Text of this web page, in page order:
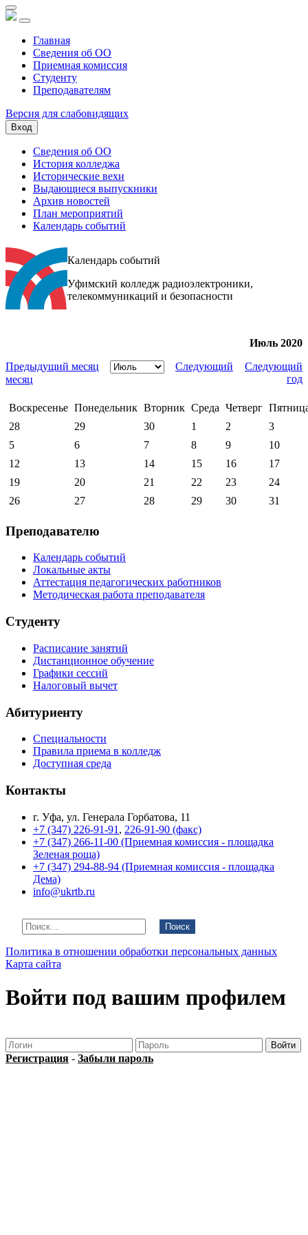
Главная
Сведения об ОО
Приемная комиссия
Студенту
Преподавателям
Версия для слабовидящих
Вход
Сведения об ОО
История колледжа
Исторические вехи
Выдающиеся выпускники
Архив новостей
План мероприятий
Календарь событий
Календарь событий
Уфимский колледж радиоэлектроники,
телекоммуникаций и безопасности
Июль 2020
Предыдущий месяц
Следующий
месяц
Следующий
год
Воскресенье Понедельник Вторник Среда Четверг
28
29 30 1 2
3
5
6 7 8 9
10
12
13 14 15 16
17
19
20 21 22 23
24
26
27 28 29 30 31
Преподавателю
Календарь событий
Локальные акты
Аттестация педагогических работников
Методическая работа преподавателя
Студенту
Расписание занятий
Дистанционное обучение
Графики сессий
Налоговый вычет
Абитуриенту
Специальности
Правила приема в колледж
Доступная среда
Контакты
г. Уфа, ул. Генерала Горбатова, 11
+7 (347) 226-91-91 , 226-91-90 (факс)
+7 (347) 266-11-00 (Приемная комиссия - площадка
Зеленая роща)
+7 (347) 294-88-94 (Приемная комиссия - площадка
Дема)
info@ukrtb.ru
Поиск
Политика в отношении обработки персональных данных
Карта сайта
Войти под вашим профилем
Регистрация - Забыли пароль